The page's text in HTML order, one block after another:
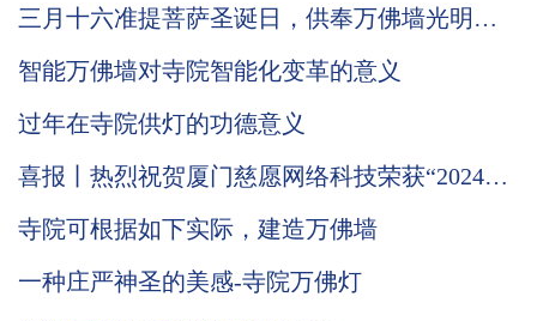
三月十六准提菩萨圣诞日，供奉万佛墙光明灯
智能万佛墙对寺院智能化变革的意义
过年在寺院供灯的功德意义
喜报丨热烈祝贺厦门慈愿网络科技荣获“2024国
寺院可根据如下实际，建造万佛墙
一种庄严神圣的美感-寺院万佛灯